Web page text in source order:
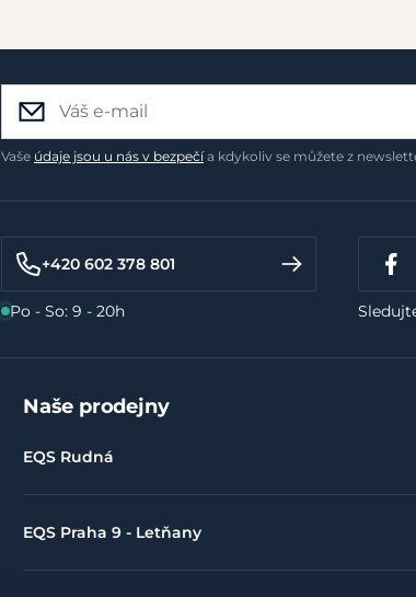
Vaše údaje jsou u nás v bezpečía kdykoliv se můžete z
+420 602 378 801
Po - So: 9 - 20h
Naše prodejny
EQS Rudná
EQS Praha 9 - Letňany